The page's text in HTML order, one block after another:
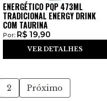
ENERGÉTICO PQP 473ML
TRADICIONAL ENERGY DRINK
COM TAURINA
Por: R$ 19,90
VER DETALHES
2 Próximo